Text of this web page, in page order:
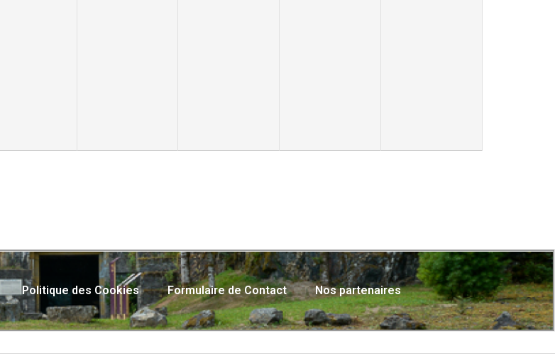
Politique des Cookies Formulaire de Contact Nos partenaires